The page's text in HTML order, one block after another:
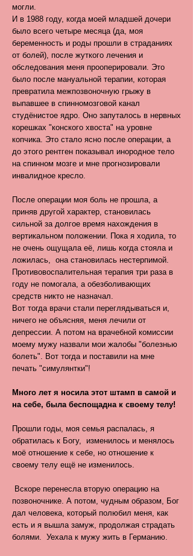
могли.
И в 1988 году, когда моей младшей дочери
было всего четыре месяца (да, моя
беременность и роды прошли в страданиях
от болей), после жуткого лечения и
обследования меня прооперировали. Это
было после мануальной терапии, которая
превратила межпозвоночную грыжу в
выпавшее в спинномозговой канал
студёнистое ядро. Оно запуталось в нервных
корешках "конского хвоста" на уровне
копчика. Это стало ясно после операции, а
до этого рентген показывал инородное тело
на спинном мозге и мне прогнозировали
инвалидное кресло.
После операции моя боль не прошла, а
приняв другой характер, становилась
сильной за долгое время нахождения в
вертикальном положении. Пока я ходила, то
не очень ощущала её, лишь когда стояла и
ложилась, она становилась нестерпимой.
Противовоспалительная терапия три раза в
году не помогала, а обезболивающих
средств никто не назначал.
Вот тогда врачи стали переглядываться и,
ничего не объясняя, меня лечили от
депрессии. А потом на врачебной комиссии
моему мужу назвали мои жалобы "болезнью
болеть". Вот тогда и поставили на мне
печать "симулянтки"!
Много лет я носила этот штамп в самой и
на себе, была беспощадна к своему телу!
Прошли годы, моя семья распалась, я
обратилась к Богу, изменилось и менялось
моё отношение к себе, но отношение к
своему телу ещё не изменилось.
Вскоре перенесла вторую операцию на
позвоночнике. А потом, чудным образом, Бог
дал человека, который полюбил меня, как
есть и я вышла замуж, продолжая страдать
болями. Уехала к мужу жить в Германию.